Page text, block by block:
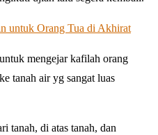
untuk Orang Tua di Akhirat
mengejar kafilah orang
tanah air yg sangat luas
tanah, di atas tanah, dan